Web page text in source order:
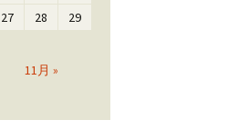
11月 »
27 28
29